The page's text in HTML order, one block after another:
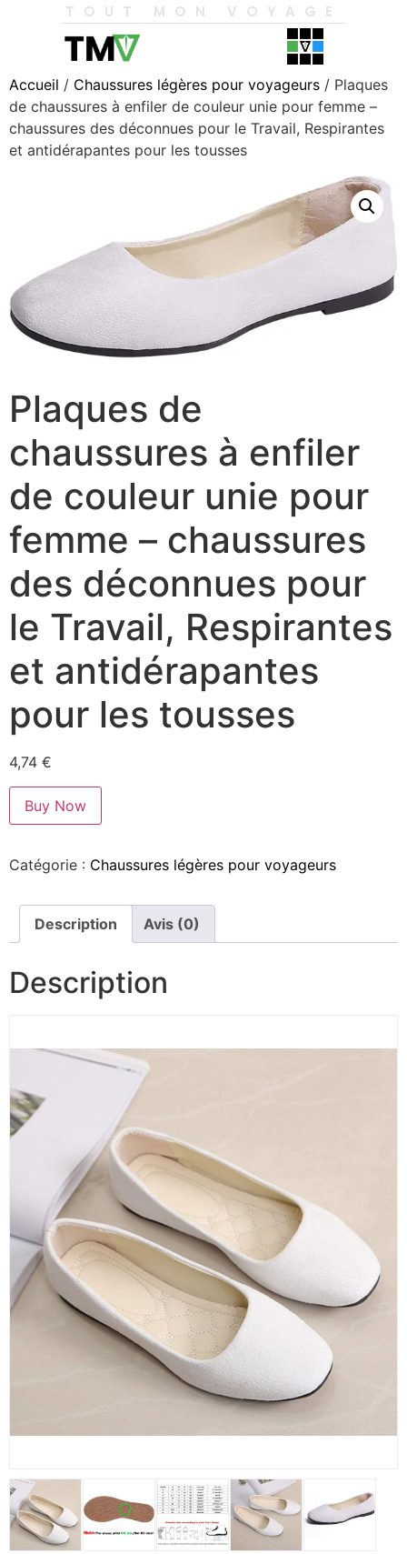
TOUT MON VOYAGE
Accueil / Chaussures légères pour voyageurs / Plaques
de chaussures à enfiler de couleur unie pour femme –
chaussures des déconnues pour le Travail, Respirantes
et antidérapantes pour les tousses
Plaques de
chaussures à enfiler
de couleur unie pour
femme – chaussures
des déconnues pour
le Travail, Respirantes
et antidérapantes
pour les tousses
4,74 €
Buy Now
Catégorie : Chaussures légères pour voyageurs
Description Avis (0)
Description